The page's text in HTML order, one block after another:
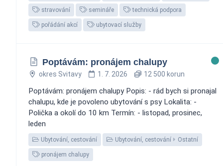
stravování semináře technická podpora
pořádání akcí ubytovací služby
Poptávám: pronájem chalupy
okres Svitavy 1. 7. 2026 12 500 korun
Poptávám: pronájem chalupy Popis: - rád bych si pronajal
chalupu, kde je povoleno ubytování s psy Lokalita: -
Polička a okolí do 10 km Termín: - listopad, prosinec,
leden
Ubytování, cestování Ubytování, cestování Ostatní
pronájem chalupy